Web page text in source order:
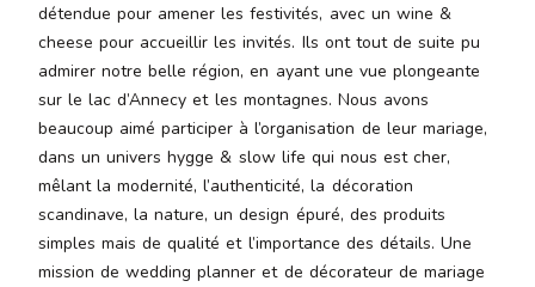
détendue pour amener les festivités, avec un wine &
cheese pour accueillir les invités. Ils ont tout de suite pu
admirer notre belle région, en ayant une vue plongeante
sur le lac d’Annecy et les montagnes. Nous avons
beaucoup aimé participer à l’organisation de leur mariage,
dans un univers hygge & slow life qui nous est cher,
mêlant la modernité, l’authenticité, la décoration
scandinave, la nature, un design épuré, des produits
simples mais de qualité et l’importance des détails. Une
mission de wedding planner et de décorateur de mariage
Etiam porta
sem
malesuada
magna
mollis
euismod.